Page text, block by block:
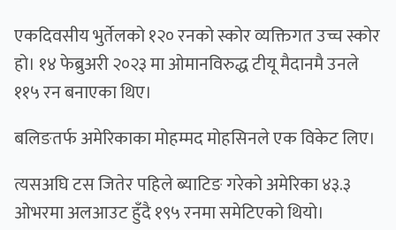
एकदिवसीय भुर्तेलको १२० रनको स्कोर व्यक्तिगत उच्च स्कोर
हो। १४ फेब्रुअरी २०२३ मा ओमानविरुद्ध टीयू मैदानमै उनले
११५ रन बनाएका थिए।
बलिङतर्फ अमेरिकाका मोहम्मद मोहसिनले एक विकेट लिए।
त्यसअघि टस जितेर पहिले ब्याटिङ गरेको अमेरिका ४३.३
ओभरमा अलआउट हुँदै १९५ रनमा समेटिएको थियो।